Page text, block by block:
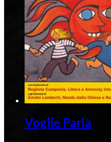
Voglie Parlà